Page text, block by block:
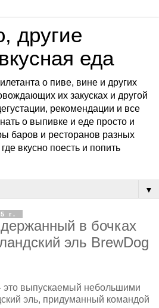
другие
еда
о пиве, вине и других
их закусках и другой
рекомендации и все
о выпивке и еде просто и
баров и ресторанов разных
вкусно поесть и попить
▼
г.
в бочках
эль BrewDog
это выпускаемый небольшими
эль, придуманный командой